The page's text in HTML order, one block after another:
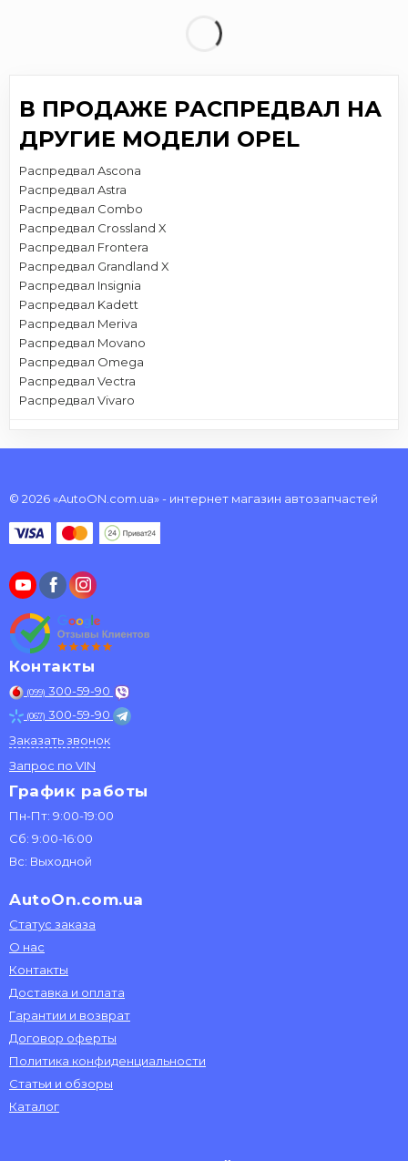
В ПРОДАЖЕ РАСПРЕДВАЛ НА
ДРУГИЕ МОДЕЛИ OPEL
Распредвал Ascona
Распредвал Astra
Распредвал Combo
Распредвал Crossland X
Распредвал Frontera
Распредвал Grandland X
Распредвал Insignia
Распредвал Kadett
Распредвал Meriva
Распредвал Movano
Распредвал Omega
Распредвал Vectra
Распредвал Vivaro
© 2026 «AutoON.com.ua» - интернет магазин автозапчастей
Контакты
(099) 300-59-90
(067) 300-59-90
Заказать звонок
Запрос по VIN
График работы
Пн-Пт: 9:00-19:00
Сб: 9:00-16:00
Вс: Выходной
AutoOn.com.ua
Статус заказа
О нас
Контакты
Доставка и оплата
Гарантии и возврат
Договор оферты
Политика конфиденциальности
Статьи и обзоры
Каталог